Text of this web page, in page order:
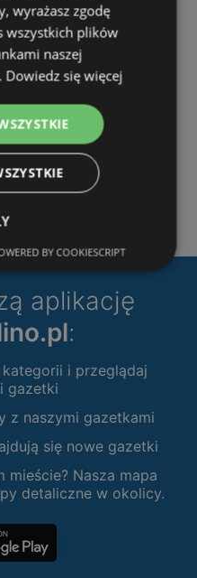
aplikację
:
i przeglądaj
gazetki
z naszymi gazetkami
się nowe gazetki
mieście? Nasza mapa
detaliczne w okolicy.
wyrażasz zgodę
wszystkich plików
naszej
Dowiedz się więcej
BY COOKIESCRIPT